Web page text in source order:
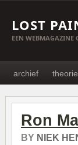
LOST
EEN WEBMAGAZINE
archief theorie
Ron
BY NIEK